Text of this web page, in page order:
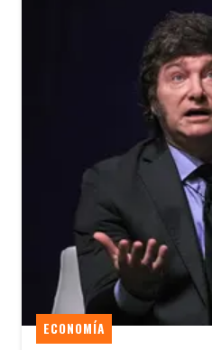
ECONOMÍA